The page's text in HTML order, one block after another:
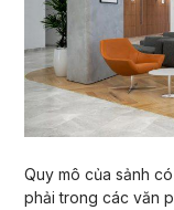
Quy mô của sảnh
phải trong các văn